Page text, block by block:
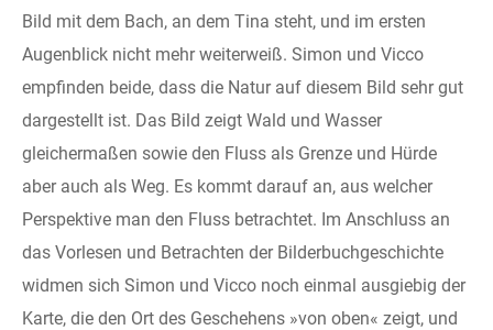
Bild mit dem Bach, an dem Tina steht, und im ersten
Augenblick nicht mehr weiterweiß. Simon und Vicco
empfinden beide, dass die Natur auf diesem Bild sehr gut
dargestellt ist. Das Bild zeigt Wald und Wasser
gleichermaßen sowie den Fluss als Grenze und Hürde
aber auch als Weg. Es kommt darauf an, aus welcher
Perspektive man den Fluss betrachtet. Im Anschluss an
das Vorlesen und Betrachten der Bilderbuchgeschichte
widmen sich Simon und Vicco noch einmal ausgiebig der
Karte, die den Ort des Geschehens »von oben« zeigt, und